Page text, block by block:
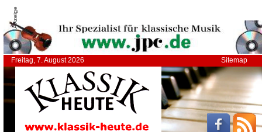
Anzeige
Freitag, 7. August 2026 Sitemap